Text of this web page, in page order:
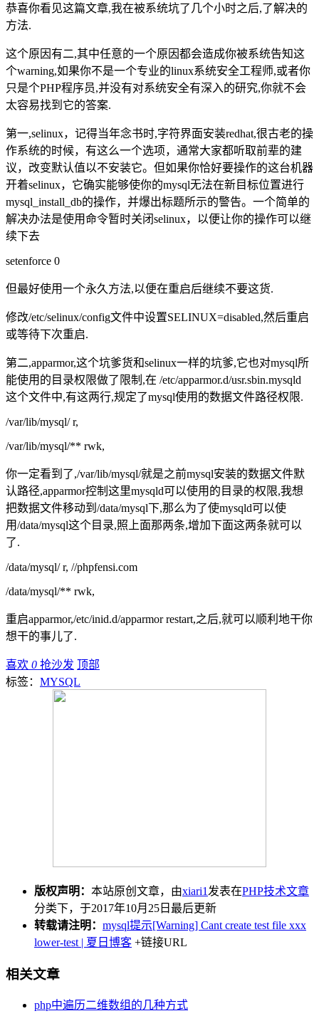
恭喜你看见这篇文章,我在被系统坑了几个小时之后,了解决的
方法.
这个原因有二,其中任意的一个原因都会造成你被系统告知这
个warning,如果你不是一个专业的linux系统安全工程师,或者你
只是个PHP程序员,并没有对系统安全有深入的研究,你就不会
太容易找到它的答案.
第一,selinux，记得当年念书时,字符界面安装redhat,很古老的操
作系统的时候，有这么一个选项，通常大家都听取前辈的建
议，改变默认值以不安装它。但如果你恰好要操作的这台机器
开着selinux，它确实能够使你的mysql无法在新目标位置进行
mysql_install_db的操作，并爆出标题所示的警告。一个简单的
解决办法是使用命令暂时关闭selinux，以便让你的操作可以继
续下去
setenforce 0
但最好使用一个永久方法,以便在重启后继续不要这货.
修改/etc/selinux/config文件中设置SELINUX=disabled,然后重启
或等待下次重启.
第二,apparmor,这个坑爹货和selinux一样的坑爹,它也对mysql所
能使用的目录权限做了限制,在 /etc/apparmor.d/usr.sbin.mysqld
这个文件中,有这两行,规定了mysql使用的数据文件路径权限.
/var/lib/mysql/ r,
/var/lib/mysql/** rwk,
你一定看到了,/var/lib/mysql/就是之前mysql安装的数据文件默
认路径,apparmor控制这里mysqld可以使用的目录的权限,我想
把数据文件移动到/data/mysql下,那么为了使mysqld可以使
用/data/mysql这个目录,照上面那两条,增加下面这两条就可以
了.
/data/mysql/ r, //phpfensi.com
/data/mysql/** rwk,
重启apparmor,/etc/inid.d/apparmor restart,之后,就可以顺利地干你
想干的事儿了.
喜欢 0 抢沙发 顶部
标签： MYSQL
版权声明： 本站原创文章，由xiari1 发表在PHP技术文章
分类下，于2017年10月25日最后更新
转载请注明： mysql提示[Warning] Cant create test file xxx
lower-test | 夏日博客 +链接URL
相关文章
php中遍历二维数组的几种方式